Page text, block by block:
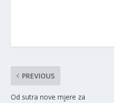
PREVIOUS
Od sutra nove mjere za